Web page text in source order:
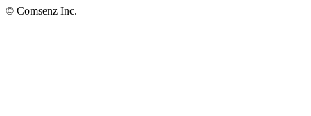
© Comsenz Inc.